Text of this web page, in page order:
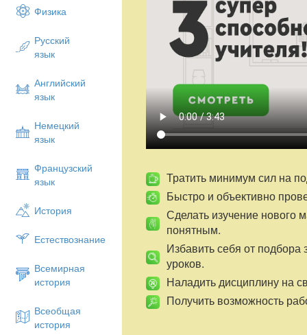
Физика
Русский
язык
Английский
язык
Немецкий
язык
Французский
язык
История
Естествознание
Всемирная
история
Всеобщая
история
Тратить минимум сил на
Быстро и объективно
Сделать изучение нового
понятным.
Избавить себя от подбора
уроков.
Наладить дисциплину на
Получить возможность